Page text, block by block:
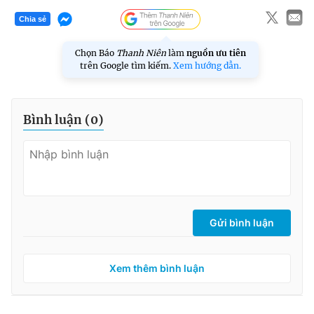
Chia sẻ
Chọn Báo Thanh Niên làm nguồn ưu tiên
trên Google tìm kiếm. Xem hướng dẫn.
Bình luận (0)
Gửi bình luận
Xem thêm bình luận